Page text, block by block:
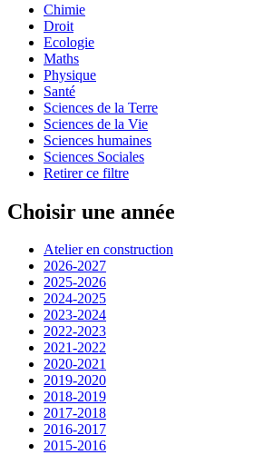
Chimie
Droit
Ecologie
Maths
Physique
Santé
Sciences de la Terre
Sciences de la Vie
Sciences humaines
Sciences Sociales
Retirer ce filtre
Choisir une année
Atelier en construction
2026-2027
2025-2026
2024-2025
2023-2024
2022-2023
2021-2022
2020-2021
2019-2020
2018-2019
2017-2018
2016-2017
2015-2016